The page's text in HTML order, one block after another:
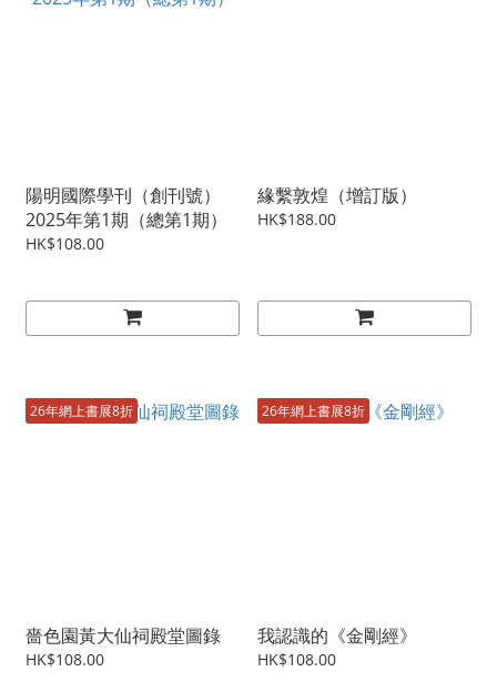
陽明國際學刊（創刊號）
2025年第1期（總第1期）
HK$108.00
緣繫敦煌（增訂版）
HK$188.00
26年網上書展8折
嗇色園黃大仙祠殿堂圖錄
HK$108.00
26年網上書展8折
我認識的《金剛經》
HK$108.00